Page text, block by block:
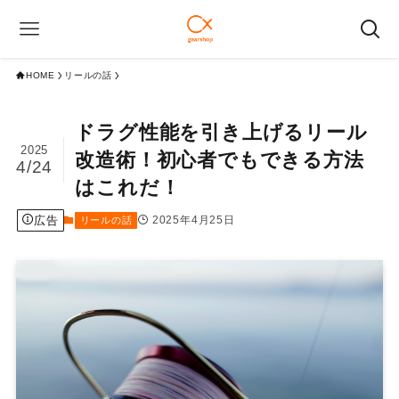
HOME リールの話
ドラグ性能を引き上げるリール
改造術！初心者でもできる方法
はこれだ！
2025
4/24
広告 リールの話 2025年4月25日